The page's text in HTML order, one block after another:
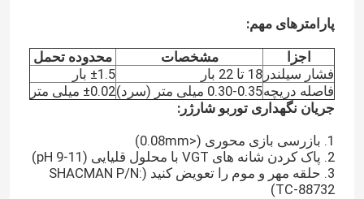
پارامترهای مهم:
اجزا مشخصات
محدوده تحمل
فشار سیلندر 18 تا 22 بار
±1.5 بار
فاصله دریچه0.30-0.35 میلی متر (سرد)
±0.02 میلی متر
جریان نگهداری توربو شارژر:
1. بازرسی بازی محوری (<0.08mm)
2. پاک کردن شانه های VGT با محلول قلیایی (pH 9-11)
3. حلقه مهر و موم را تعویض کنید (SHACMAN P/N:
TC-88732)